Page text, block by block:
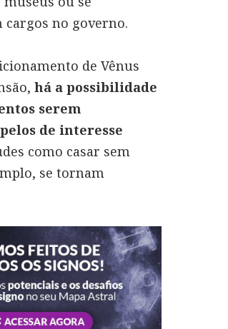
no governo.
de Vênus
há a possibilidade
serem
de interesse
como casar sem
se tornam